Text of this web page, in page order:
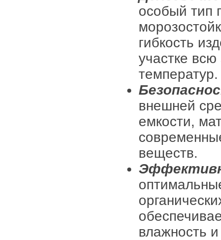
особый тип
гибкость
участке
температур.
внешней
емкости,
веществ.
влажность